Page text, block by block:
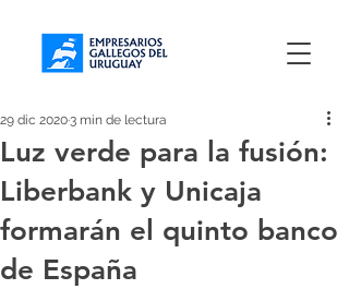
Luz verde para la fusión:
Liberbank y Unicaja
formarán el quinto banco
de España
29 dic 20203 min de lectura